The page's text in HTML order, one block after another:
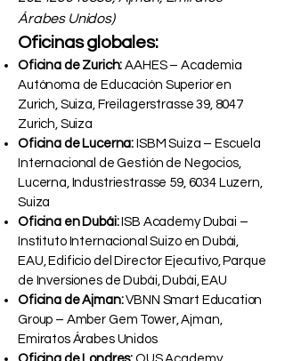
Miembro de VBNN Smart Education
Group (VBNN FZE LLC – Licencia n.°
262425649888, Ajman, Emiratos
Árabes Unidos)
Oficinas globales:
Oficina de Zurich:
Autónoma de Educación Superior en
Zurich, Suiza, Freilagerstrasse 39, 8047
Zurich, Suiza
Oficina de Lucerna:
Internacional de Gestión de Negocios,
Lucerna, Industriestrasse 59, 6034 Luzern,
Suiza
Oficina en Dubái:ISB Academy Dubai –
Instituto Internacional Suizo en Dubái,
EAU, Edificio del Director Ejecutivo, Parque
de Inversiones de Dubái, Dubái, EAU
Oficina de Ajman:VBNN Smart Education